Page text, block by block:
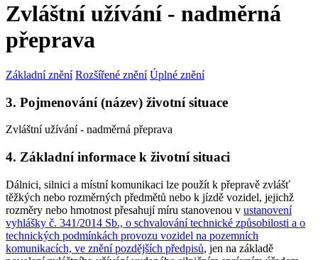
Zvláštní užívání - nadměrná
přeprava
Základní znění Rozšířené znění Úplné znění
3. Pojmenování (název) životní situace
Zvláštní užívání - nadměrná přeprava
4. Základní informace k životní situaci
Dálnici, silnici a místní komunikaci lze použít k přepravě zvlášť
těžkých nebo rozměrných předmětů nebo k jízdě vozidel, jejichž
rozměry nebo hmotnost přesahují míru stanovenou v ustanovení
vyhlášky č. 341/2014 Sb., o schvalování technické způsobilosti a o
technických podmínkách provozu vozidel na pozemních
komunikacích, ve znění pozdějších předpisů, jen na základě